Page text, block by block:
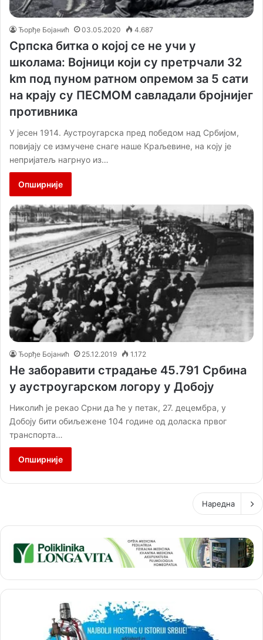
Ђорђе Бојанић 03.05.2020 4.687
Српска битка о којој се не учи у
школама: Војници који су претрчали 32
km под пуном ратном опремом за 5 сати
на крају су ПЕСМОМ савладали бројнијег
противника
У јесен 1914. Аустроугарска пред победом над Србијом,
повијају се измучене снаге наше Краљевине, на коју је
непријатељ нагрнуо из…
Опширније
Ђорђе Бојанић 25.12.2019 1.172
Не заборавити страдање 45.791 Србина
у аустроугарском логору у Добоју
Николић је рекао Срни да ће у петак, 27. децембра, у
Добоју бити обиљежене 104 године од доласка првог
транспорта…
Опширније
Наредна